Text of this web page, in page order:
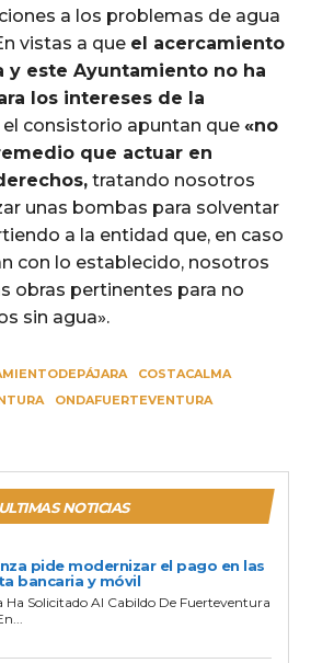
a los problemas de agua
vistas a que el acercamiento
y este Ayuntamiento no ha
los intereses de la
el consistorio apuntan que «no
que actuar en
tratando nosotros
unas bombas para solventar
a la entidad que, en caso
con lo establecido, nosotros
obras pertinentes para no
sin agua».
COSTACALMA
ONDAFUERTEVENTURA
ULTIMAS NOTICIAS
pide modernizar el pago en las
bancaria y móvil
Solicitado Al Cabildo De Fuerteventura